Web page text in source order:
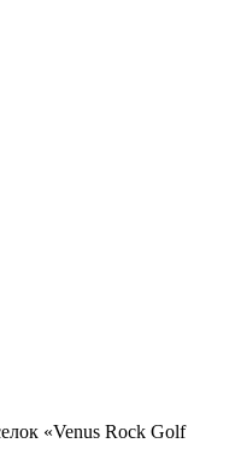
«Venus Rock Golf